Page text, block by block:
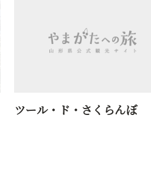
ツール・ド・さくらんぼ